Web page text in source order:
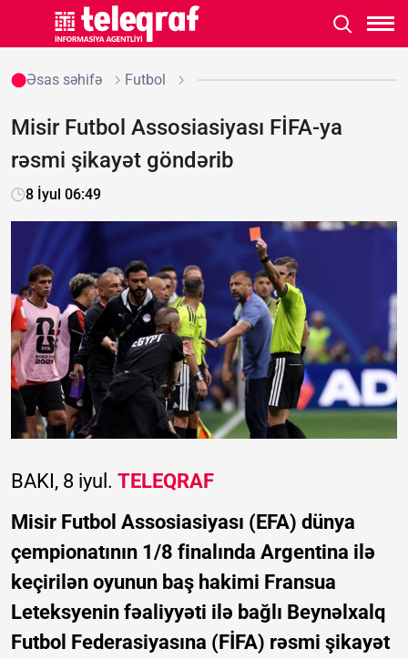
Əsas səhifə Futbol
Misir Futbol Assosiasiyası FİFA-ya
rəsmi şikayət göndərib
8 İyul 06:49
BAKI, 8 iyul. TELEQRAF
Misir Futbol Assosiasiyası (EFA) dünya
çempionatının 1/8 finalında Argentina ilə
keçirilən oyunun baş hakimi Fransua
Leteksyenin fəaliyyəti ilə bağlı Beynəlxalq
Futbol Federasiyasına (FİFA) rəsmi şikayət